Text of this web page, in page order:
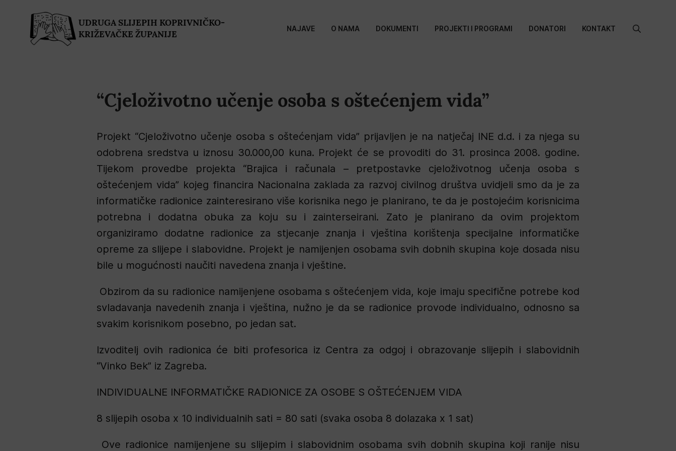
UDRUGA SLIJEPIH KOPRIVNIČKO-
KRIŽEVAČKE ŽUPANIJE
NAJAVE O NAMA DOKUMENTI PROJEKTI I PROGRAMI DONATORI KONTAKT
“Cjeloživotno učenje osoba s oštećenjem vida”
Projekt “Cjeloživotno učenje osoba s oštećenjam vida” prijavljen je na natječaj INE d.d. i za njega su
odobrena sredstva u iznosu 30.000,00 kuna. Projekt će se provoditi do 31. prosinca 2008. godine.
Tijekom provedbe projekta “Brajica i računala – pretpostavke cjeloživotnog učenja osoba s
oštećenjem vida” kojeg financira Nacionalna zaklada za razvoj civilnog društva uvidjeli smo da je za
informatičke radionice zainteresirano više korisnika nego je planirano, te da je postojećim korisnicima
potrebna i dodatna obuka za koju su i zainterseirani. Zato je planirano da ovim projektom
organiziramo dodatne radionice za stjecanje znanja i vještina korištenja specijalne informatičke
opreme za slijepe i slabovidne. Projekt je namijenjen osobama svih dobnih skupina koje dosada nisu
bile u mogućnosti naučiti navedena znanja i vještine.
Obzirom da su radionice namijenjene osobama s oštećenjem vida, koje imaju specifične potrebe kod
svladavanja navedenih znanja i vještina, nužno je da se radionice provode individualno, odnosno sa
svakim korisnikom posebno, po jedan sat.
Izvoditelj ovih radionica će biti profesorica iz Centra za odgoj i obrazovanje slijepih i slabovidnih
“Vinko Bek” iz Zagreba.
INDIVIDUALNE INFORMATIČKE RADIONICE ZA OSOBE S OŠTEĆENJEM VIDA
8 slijepih osoba x 10 individualnih sati = 80 sati (svaka osoba 8 dolazaka x 1 sat)
Ove radionice namijenjene su slijepim i slabovidnim osobama svih dobnih skupina koji ranije nisu